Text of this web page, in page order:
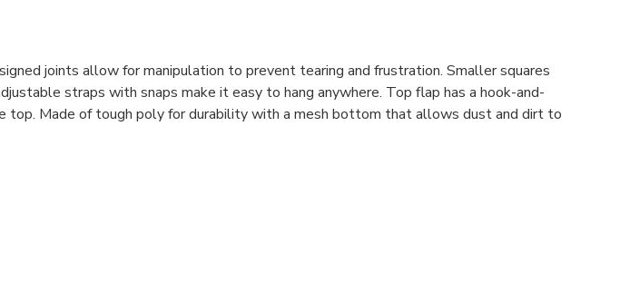
joints allow for manipulation to prevent tearing and frustration. Smaller squares
straps with snaps make it easy to hang anywhere. Top flap has a hook-and-
top. Made of tough poly for durability with a mesh bottom that allows dust and dirt to